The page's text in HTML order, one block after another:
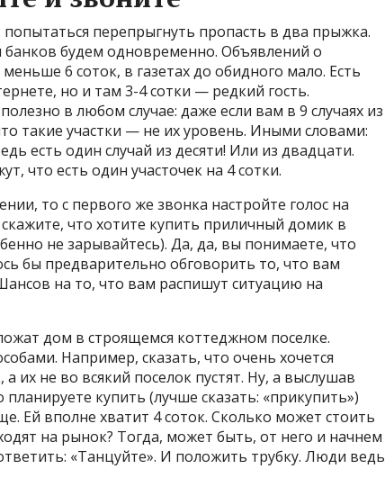
перепрыгнуть пропасть в два прыжка.
банков будем одновременно. Объявлений о
6 соток, в газетах до обидного мало. Есть
но и там 3-4 сотки — редкий гость.
в любом случае: даже если вам в 9 случаях из
такие участки — не их уровень. Иными словами:
есть один случай из десяти! Или из двадцати.
что есть один участочек на 4 сотки.
то с первого же звонка настройте голос на
что хотите купить приличный домик в
не зарывайтесь). Да, да, вы понимаете, что
бы предварительно обговорить то, что вам
на то, что вам распишут ситуацию на
дом в строящемся коттеджном поселке.
Например, сказать, что очень хочется
их не во всякий поселок пустят. Ну, а выслушав
купить (лучше сказать: «прикупить»)
Ей вполне хватит 4 соток. Сколько может стоить
на рынок? Тогда, может быть, от него и начнем
«Танцуйте». И положить трубку. Люди ведь